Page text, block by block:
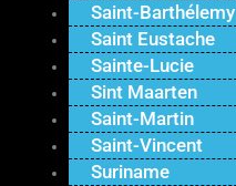
Saint-Barthélemy
Saint Eustache
Sainte-Lucie
Sint Maarten
Saint-Martin
Saint-Vincent
Suriname